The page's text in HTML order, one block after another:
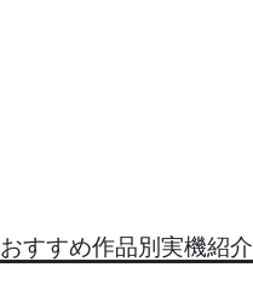
おすすめ作品別実機紹介